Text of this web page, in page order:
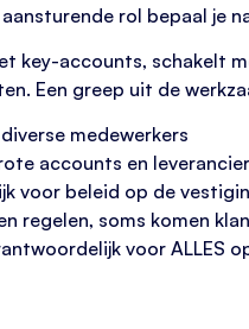
rol bepaal je
key-accounts, schakelt
Een greep uit de
medewerkers
accounts en
voor beleid op de
regelen, soms komen
voor ALLES